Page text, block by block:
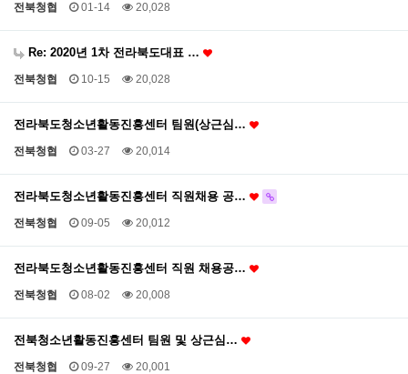
전북청협 01-14 20,028
Re: 2020년 1차 전라북도대표 …
전북청협 10-15 20,028
전라북도청소년활동진흥센터 팀원(상근심…
전북청협 03-27 20,014
전라북도청소년활동진흥센터 직원채용 공…
전북청협 09-05 20,012
전라북도청소년활동진흥센터 직원 채용공…
전북청협 08-02 20,008
전북청소년활동진흥센터 팀원 및 상근심…
전북청협 09-27 20,001